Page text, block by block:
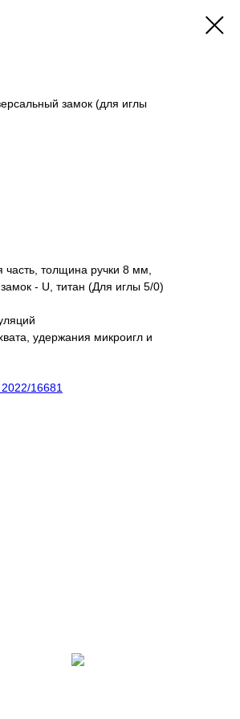
замок (для иглы
толщина ручки 8 мм,
- U, титан (Для иглы 5/0)
удержания микроигл и
16681